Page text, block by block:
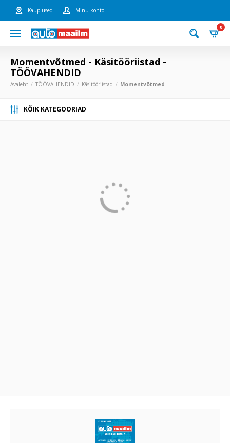
Kauplused Minu konto
0
Momentvõtmed - Käsitööriistad -
TÖÖVAHENDID
Avaleht TÖÖVAHENDID Käsitööriistad Momentvõtmed